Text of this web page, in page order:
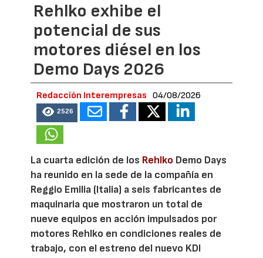
Rehlko exhibe el
potencial de sus
motores diésel en los
Demo Days 2026
Redacción Interempresas 04/08/2026
2526
La cuarta edición de los Rehlko Demo Days
ha reunido en la sede de la compañía en
Reggio Emilia (Italia) a seis fabricantes de
maquinaria que mostraron un total de
nueve equipos en acción impulsados por
motores Rehlko en condiciones reales de
trabajo, con el estreno del nuevo KDI